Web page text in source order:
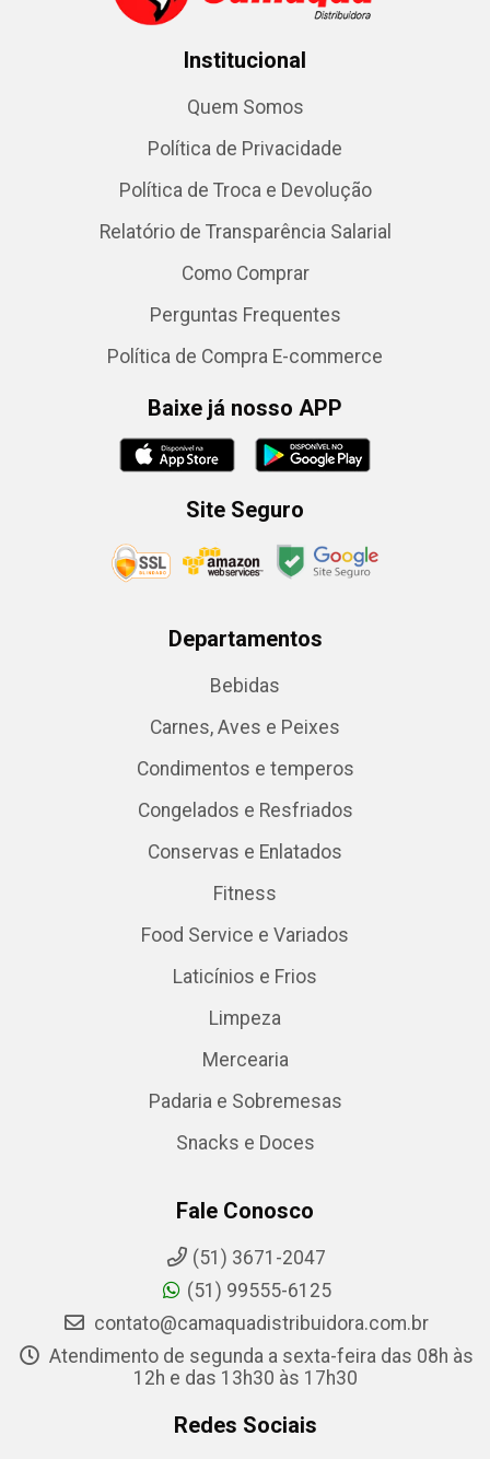
Institucional
Quem Somos
Política de Privacidade
Política de Troca e Devolução
Relatório de Transparência Salarial
Como Comprar
Perguntas Frequentes
Política de Compra E-commerce
Baixe já nosso APP
Site Seguro
Departamentos
Bebidas
Carnes, Aves e Peixes
Condimentos e temperos
Congelados e Resfriados
Conservas e Enlatados
Fitness
Food Service e Variados
Laticínios e Frios
Limpeza
Mercearia
Padaria e Sobremesas
Snacks e Doces
Fale Conosco
(51) 3671-2047
(51) 99555-6125
contato@camaquadistribuidora.com.br
Atendimento de segunda a sexta-feira das 08h às
12h e das 13h30 às 17h30
Redes Sociais